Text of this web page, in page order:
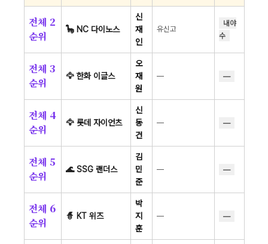
전체 2
순위
🦕 NC 다이노스
신
재
인
유신고
내야
수
전체 3
순위
🦅 한화 이글스
오
재
원
— —
전체 4
순위
🦅 롯데 자이언츠
신
동
건
— —
전체 5
순위
🌊 SSG 랜더스
김
민
준
— —
전체 6
순위
🧙 KT 위즈
박
지
훈
— —